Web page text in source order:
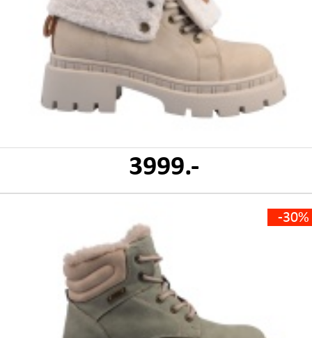
3999.-
-30%